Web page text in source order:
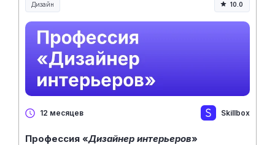
Дизайн 10.0
12 месяцев Skillbox
Профессия «Дизайнер интерьеров»